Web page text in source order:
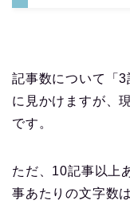
記事数について「
に見かけますが、
です。
ただ、10記事以上
事あたりの文字数